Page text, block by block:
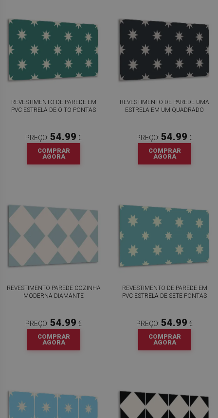
REVESTIMENTO DE PAREDE EM
PVC ESTRELA DE OITO PONTAS
PREÇO: 54.99 €
COMPRAR
AGORA
REVESTIMENTO DE PAREDE UMA
ESTRELA EM UM QUADRADO
PREÇO: 54.99 €
COMPRAR
AGORA
REVESTIMENTO PAREDE COZINHA
MODERNA DIAMANTE
PREÇO: 54.99 €
COMPRAR
AGORA
REVESTIMENTO DE PAREDE EM
PVC ESTRELA DE SETE PONTAS
PREÇO: 54.99 €
COMPRAR
AGORA